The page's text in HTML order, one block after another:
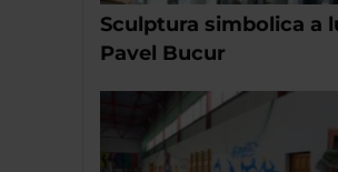
Sculptura simbolica a
Pavel Bucur